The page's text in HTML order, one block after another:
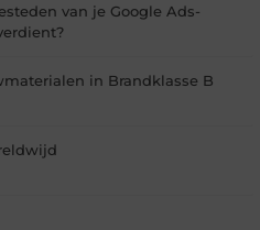
van je Google Ads-
in Brandklasse B